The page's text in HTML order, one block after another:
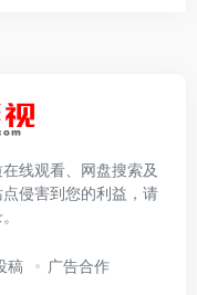
线观看、网盘搜索及
侵害到您的利益，请
稿 广告合作